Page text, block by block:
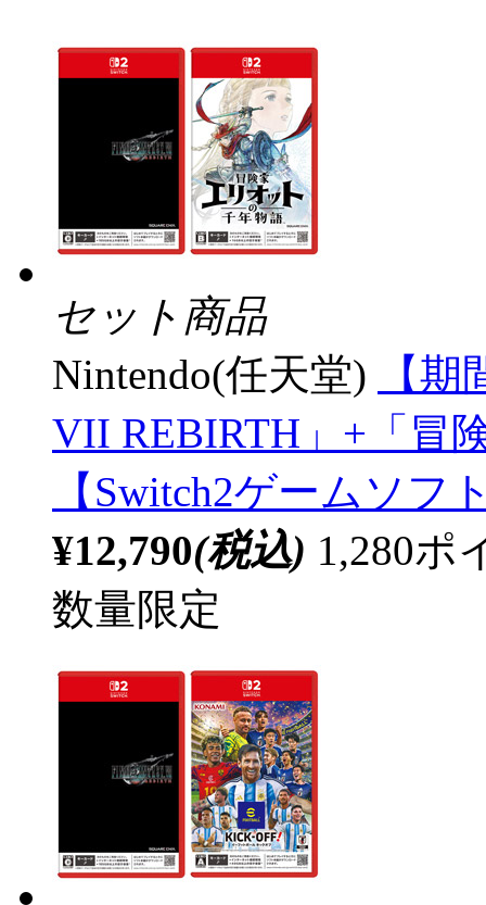
セット商品
Nintendo(任天堂)
【
VII REBIRTH」+「冒
【Switch2ゲームソフ
¥12,790(税込) 1,280ポ
数量限定